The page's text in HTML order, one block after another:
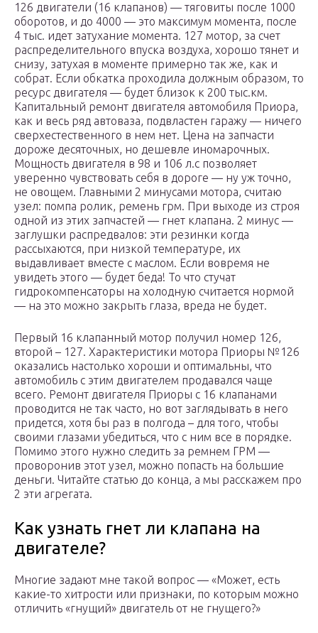
126 двигатели (16 клапанов) — тяговиты после 1000
оборотов, и до 4000 — это максимум момента, после
4 тыс. идет затухание момента. 127 мотор, за счет
распределительного впуска воздуха, хорошо тянет и
снизу, затухая в моменте примерно так же, как и
собрат. Если обкатка проходила должным образом, то
ресурс двигателя — будет близок к 200 тыс.км.
Капитальный ремонт двигателя автомобиля Приора,
как и весь ряд автоваза, подвластен гаражу — ничего
сверхестественного в нем нет. Цена на запчасти
дороже десяточных, но дешевле иномарочных.
Мощность двигателя в 98 и 106 л.с позволяет
уверенно чувствовать себя в дороге — ну уж точно,
не овощем. Главными 2 минусами мотора, считаю
узел: помпа ролик, ремень грм. При выходе из строя
одной из этих запчастей — гнет клапана. 2 минус —
заглушки распредвалов: эти резинки когда
рассыхаются, при низкой температуре, их
выдавливает вместе с маслом. Если вовремя не
увидеть этого — будет беда! То что стучат
гидрокомпенсаторы на холодную считается нормой
— на это можно закрыть глаза, вреда не будет.
Первый 16 клапанный мотор получил номер 126,
второй – 127. Характеристики мотора Приоры №126
оказались настолько хороши и оптимальны, что
автомобиль с этим двигателем продавался чаще
всего. Ремонт двигателя Приоры с 16 клапанами
проводится не так часто, но вот заглядывать в него
придется, хотя бы раз в полгода – для того, чтобы
своими глазами убедиться, что с ним все в порядке.
Помимо этого нужно следить за ремнем ГРМ —
проворонив этот узел, можно попасть на большие
деньги. Читайте статью до конца, а мы расскажем про
2 эти агрегата.
Как узнать гнет ли клапана на
двигателе?
Многие задают мне такой вопрос — «Может, есть
какие-то хитрости или признаки, по которым можно
отличить «гнущий» двигатель от не гнущего?»